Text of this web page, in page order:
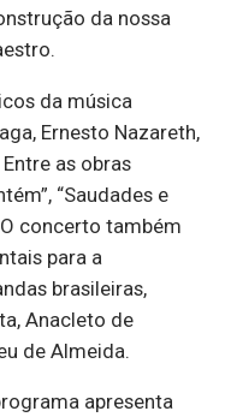
da nossa
da música
Ernesto Nazareth,
as obras
“Saudades e
O concerto também
para a
brasileiras,
Anacleto de
de Almeida.
apresenta